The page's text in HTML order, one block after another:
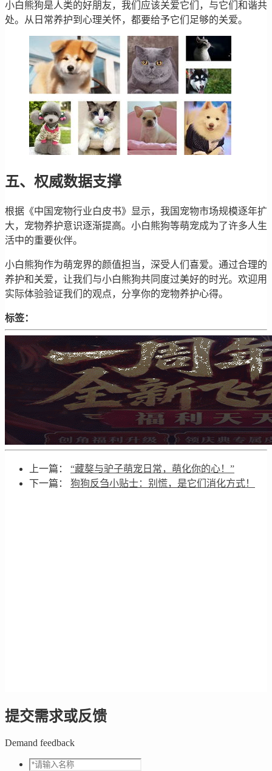
小白熊狗是人类的好朋友，我们应该关爱它们，与它们和谐共
处。从日常养护到心理关怀，都要给予它们足够的关爱。
五、权威数据支撑
根据《中国宠物行业白皮书》显示，我国宠物市场规模逐年扩
大，宠物养护意识逐渐提高。小白熊狗等萌宠成为了许多人生
活中的重要伙伴。
小白熊狗作为萌宠界的颜值担当，深受人们喜爱。通过合理的
养护和关爱，让我们与小白熊狗共同度过美好的时光。欢迎用
实际体验验证我们的观点，分享你的宠物养护心得。
标签：
上一篇： “藏獒与驴子萌宠日常，萌化你的心！”
下一篇： 狗狗反刍小贴士：别慌，是它们消化方式！
提交需求或反馈
Demand feedback